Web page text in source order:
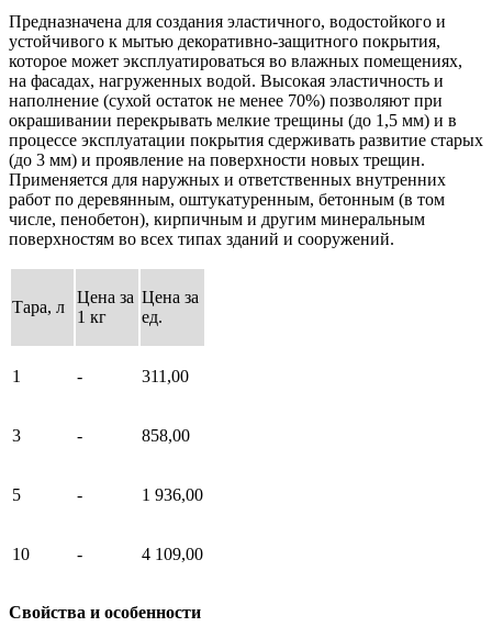
Предназначена для создания эластичного, водостойкого и
устойчивого к мытью декоративно-защитного покрытия,
которое может эксплуатироваться во влажных помещениях,
на фасадах, нагруженных водой. Высокая эластичность и
наполнение (сухой остаток не менее 70%) позволяют при
окрашивании перекрывать мелкие трещины (до 1,5 мм) и в
процессе эксплуатации покрытия сдерживать развитие старых
(до 3 мм) и проявление на поверхности новых трещин.
Применяется для наружных и ответственных внутренних
работ по деревянным, оштукатуренным, бетонным (в том
числе, пенобетон), кирпичным и другим минеральным
поверхностям во всех типах зданий и сооружений.
Тара, л
Цена за
1 кг
Цена за
ед.
1 - 311,00
3 - 858,00
5 - 1 936,00
10 - 4 109,00
Свойства и особенности